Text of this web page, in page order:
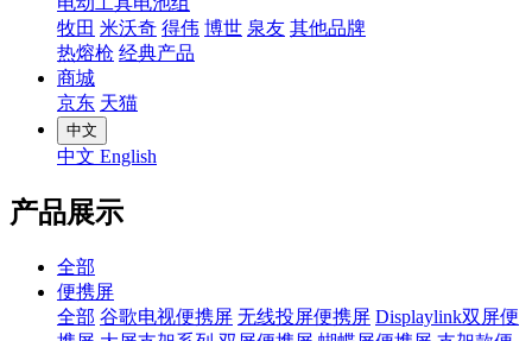
牧田 米沃奇 得伟 博世 泉友 其他品牌
热熔枪 经典产品
商城
京东 天猫
中文
中文 English
产品展示
全部
便携屏
全部 谷歌电视便携屏 无线投屏便携屏 Displaylink双屏便